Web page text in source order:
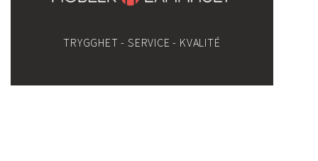
TRYGGHET - SERVICE - KVALITÉ